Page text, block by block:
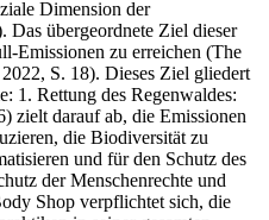
Dimension der
übergeordnete Ziel dieser
Emissionen zu erreichen (The
S. 18). Dieses Ziel gliedert
1. Rettung des Regenwaldes:
zielt darauf ab, die Emissionen
die Biodiversität zu
und für den Schutz des
der Menschenrechte und
Shop verpflichtet sich, die